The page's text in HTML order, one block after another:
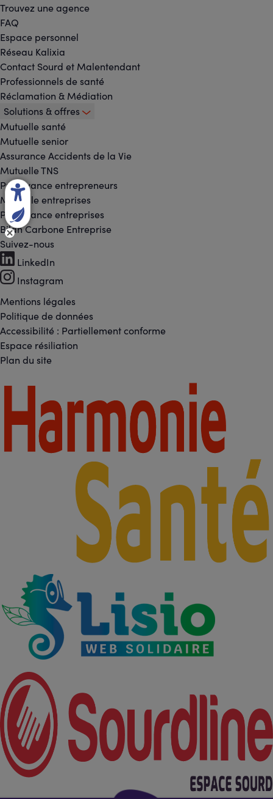
Trouvez une agence
FAQ
Espace personnel
Réseau Kalixia
Contact Sourd et Malentendant
Professionnels de santé
Réclamation & Médiation
Solutions & offres
Mutuelle santé
Mutuelle senior
Assurance Accidents de la Vie
Mutuelle TNS
Prévoyance entrepreneurs
Mutuelle entreprises
Prévoyance entreprises
Bilan Carbone Entreprise
Footer
-
Réseaux
sociaux
Suivez-nous
LinkedIn
Instagram
Footer
-
Liens
légaux
Mentions légales
Politique de données
Accessibilité : Partiellement conforme
Espace résiliation
Plan du site
Footer
Partenaires